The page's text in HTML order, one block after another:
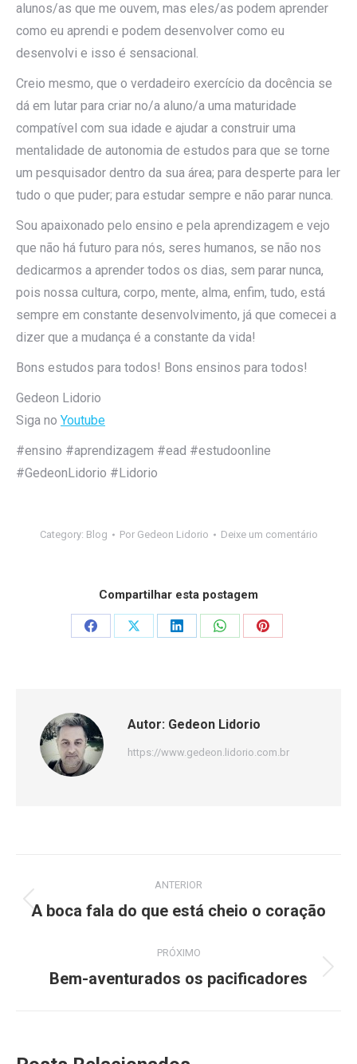
alunos/as que me ouvem, mas eles/as podem aprender
como eu aprendi e podem desenvolver como eu
desenvolvi e isso é sensacional.
Creio mesmo, que o verdadeiro exercício da docência se
dá em lutar para criar no/a aluno/a uma maturidade
compatível com sua idade e ajudar a construir uma
mentalidade de autonomia de estudos para que se torne
um pesquisador dentro da sua área; para desperte para ler
tudo o que puder; para estudar sempre e não parar nunca.
Sou apaixonado pelo ensino e pela aprendizagem e vejo
que não há futuro para nós, seres humanos, se não nos
dedicarmos a aprender todos os dias, sem parar nunca,
pois nossa cultura, corpo, mente, alma, enfim, tudo, está
sempre em constante desenvolvimento, já que comecei a
dizer que a mudança é a constante da vida!
Bons estudos para todos! Bons ensinos para todos!
Gedeon Lidorio
Siga no Youtube
#ensino #aprendizagem #ead #estudoonline
#GedeonLidorio #Lidorio
Category: Blog Por Gedeon Lidorio Deixe um comentário
Compartilhar esta postagem
Share
Share
Share
Share
Share
Autor: Gedeon Lidorio
https://www.gedeon.lidorio.com.br
de
ANTERIOR
Post
A boca fala do que está cheio o coração
PRÓXIMO
Próximo
Bem-aventurados os pacificadores